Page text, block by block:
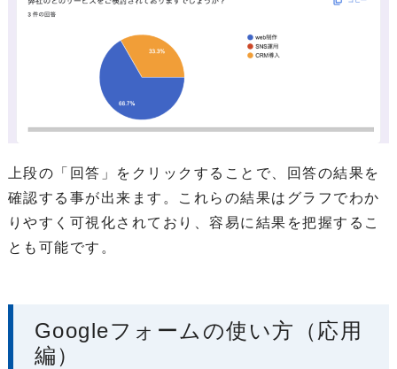
上段の「回答」をクリックすることで、回答の結果を
確認する事が出来ます。これらの結果はグラフでわか
りやすく可視化されており、容易に結果を把握するこ
とも可能です。
Googleフォームの使い方（応用
編）